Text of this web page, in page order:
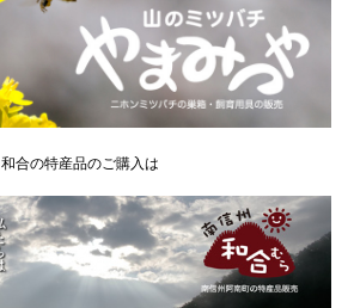
和合の特産品のご購入は